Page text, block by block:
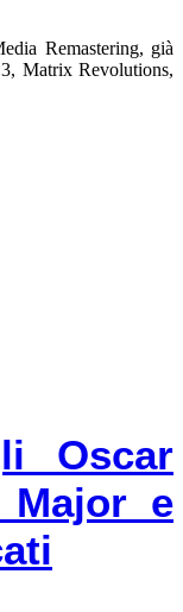
Remastering, già
Matrix Revolutions,
Oscar
Major e